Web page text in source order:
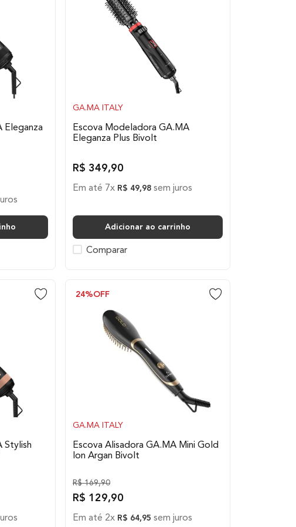
Eleganza
GA.MA ITALY
Escova Modeladora GA.MA
Eleganza Plus Bivolt
R$ 349,90
Em até 7x R$ 49,98 sem juros
Adicionar ao carrinho
Comparar
Stylish
GA.MA ITALY
Escova Alisadora GA.MA Mini Gold
Ion Argan Bivolt
R$ 169,90
R$ 129,90
24%OFF
Em até 2x R$ 64,95 sem juros